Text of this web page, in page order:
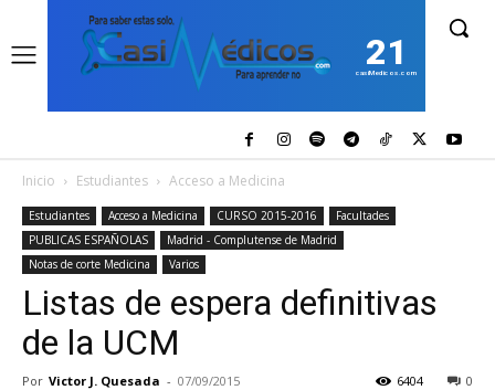
21
casiMedicos.com
Inicio Estudiantes Acceso a Medicina
Estudiantes Acceso a Medicina CURSO 2015-2016
Facultades
PUBLICAS ESPAÑOLAS
Madrid - Complutense de Madrid
Notas de corte Medicina
Varios
Listas de espera definitivas
de la UCM
Por Victor J. Quesada - 07/09/2015 0
6404